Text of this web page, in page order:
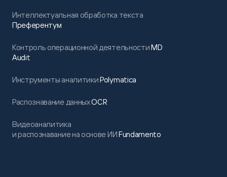
Интеллектуальная обработка текста
Преферентум
Контроль операционной деятельностиMD
Audit
Инструменты аналитикиPolymatica
Распознавание данныхOCR
Видеоаналитика
и распознавание на основе ИИFundamento